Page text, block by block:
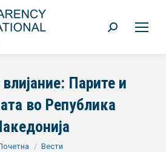
Search:
Парите и
во Република
Вести